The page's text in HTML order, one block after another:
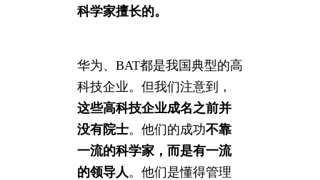
科学家擅长的。
华为、BAT都是我国典型的高
科技企业。但我们注意到，
这些高科技企业成名之前并
没有院士。他们的成功不靠
一流的科学家，而是有一流
的领导人。他们是懂得管理